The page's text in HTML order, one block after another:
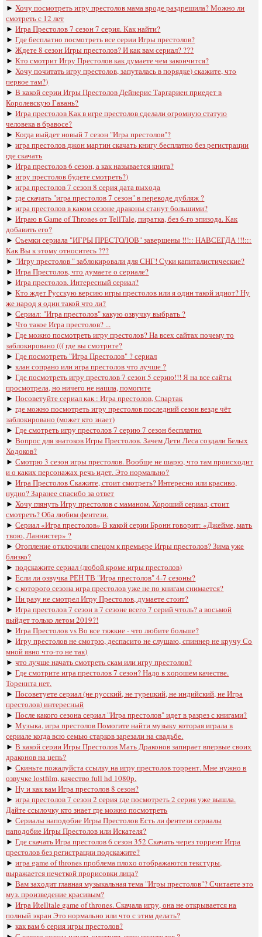
► Хочу посмотреть игру престолов мама вроде раздрешила? Можно ли
смотреть с 12 лет
►Игра Престолов 7 сезон 7 серия. Как найти?
►Где бесплатно посмотреть все серии Игры престолов?
►Ждете 8 сезон Игры престолов? И как вам сериал? ???
►Кто смотрит Игру Престолов как думаете чем закончится?
► Хочу почитать игру престолов, запуталась в порядке) скажите, что
первое там?)
►В какой серии Игры Престолов Дейнерис Таргариен приедет в
Королевскую Гавань?
►Игра престолов Как в игре престолов сделали огромную статую
человека в бравосе?
►Когда выйдет новый 7 сезон "Игра престолов"?
►игра престолов джон мартин скачать книгу бесплатно без регистрации
где скачать
►Игра престолов 6 сезон, а как называется книга?
►игру престолов будете смотреть?)
►игра престолов 7 сезон 8 серия дата выхода
►где скачать "игра престолов 7 сезон" в переводе дубляж ?
►игра престолов в каком сезоне драконы станут большими?
►Играю в Game of Thrones от TellTale, пиратка, без 6-го эпизода. Как
добавить его?
►Съемки сериала "ИГРЫ ПРЕСТОЛОВ" завершены !!!:: НАВСЕГДА !!!:::
Как Вы к этому относитесь ???
► "Игру престолов " заблокировали для СНГ! Суки капиталистические?
►Игра Престолов, что думаете о сериале?
►Игра престолов. Интересный сериал?
►Кто ждет Русскую версию игры престолов или я один такой идиот? Ну
же народ я один такой что ли?
►Сериал: "Игра престолов" какую озвучку выбрать ?
►Что такое Игра престолов? ...
►Где можно посмотреть игру престолов? На всех сайтах почему то
заблокировано ((( где вы смотрите?
►Где посмотреть "Игра Престолов" ? сериал
►клан сопрано или игра престолов что лучше ?
►Где посмотреть игру престолов 7 сезон 5 серию!!! Я на все сайты
просмотрела, но ничего не нашла, помогите
►Посоветуйте сериал как : Игра престолов, Спартак
►где можно посмотреть игру престолов последний сезон везде чёт
заблокировано (может кто знает)
►Где смотреть игру престолов 7 серию 7 сезон бесплатно
►Вопрос для знатоков Игры Престолов. Зачем Дети Леса создали Белых
Ходоков?
►Смотрю 3 сезон игры престолов. Вообще не шарю, что там происходит
и о каких персонажах речь идет. Это нормально?
►Игра Престолов Скажите, стоит смотреть? Интересно или красиво,
нудно? Заранее спасибо за ответ
► Хочу глянуть Игру престолов с маманом. Хороший сериал, стоит
смотреть? Оба любим фентези.
►Сериал «Игра престолов» В какой серии Бронн говорит: «Джейме, мать
твою, Ланнистер» ?
►Отопление отключили спецом к премьере Игры престолов? Зима уже
близко?
►подскажите сериал (любой кроме игры престолов)
►Если ли озвучка РЕН ТВ "Игра престолов" 4-7 сезоны?
►с которого сезона игра престолов уже не по книгам снимается?
►Ни разу не смотрел Игру Престолов, думаете стоит?
►Игра престолов 7 сезон в 7 сезоне всего 7 серий чтоль? а восьмой
выйдет только летом 2019?!
►Игра Престолов vs Во все тяжкие - что любите больше?
►Игру престолов не смотрю, деспасито не слушаю, спиннер не кручу Со
мной явно что-то не так)
►что лучше начать смотреть скам или игру престолов?
►Где смотрите игра престолов 7 сезон? Надо в хорошем качестве.
Тореннта нет.
►Посоветуете сериал (не русский, не турецкий, не индийский, не Игра
престолов) интересный
►После какого сезона сериал "Игра престолов" идет в разрез с книгами?
►Музыка, игра престолов Помогите найти музыку которая играла в
сериале когда всю семью старков зарезали на свадьбе.
►В какой серии Игры Престолов Мать Драконов запирает впервые своих
драконов на цепь?
►Скиньте пожалуйста ссылку на игру престолов торрент. Мне нужно в
озвучке lostfilm, качество full hd 1080p.
►Ну и как вам Игра престолов 8 сезон?
►игра престолов 7 сезон 2 серия где посмотреть 2 серия уже вышла.
Дайте ссылочку кто знает где можно посмотреть
►Сериалы наподобие Игры Престолов Есть ли фентези сериалы
наподобие Игры Престолов или Искателя?
►Где скачать Игра престолов 6 сезон 352 Скачать через торрент Игра
престолов без регистрации подскажите?
►игра game of thrones проблема плохо отображаются текстуры,
выражается нечеткой прорисовки лица?
►Вам заходит главная музыкальная тема "Игры престолов"? Считаете это
муз. произведение красивым?
►Игра Иtelltale game of thrones. Скачала игру, она не открывается на
полный экран Это нормально или что с этим делать?
►как вам 6 серия игры престолов?